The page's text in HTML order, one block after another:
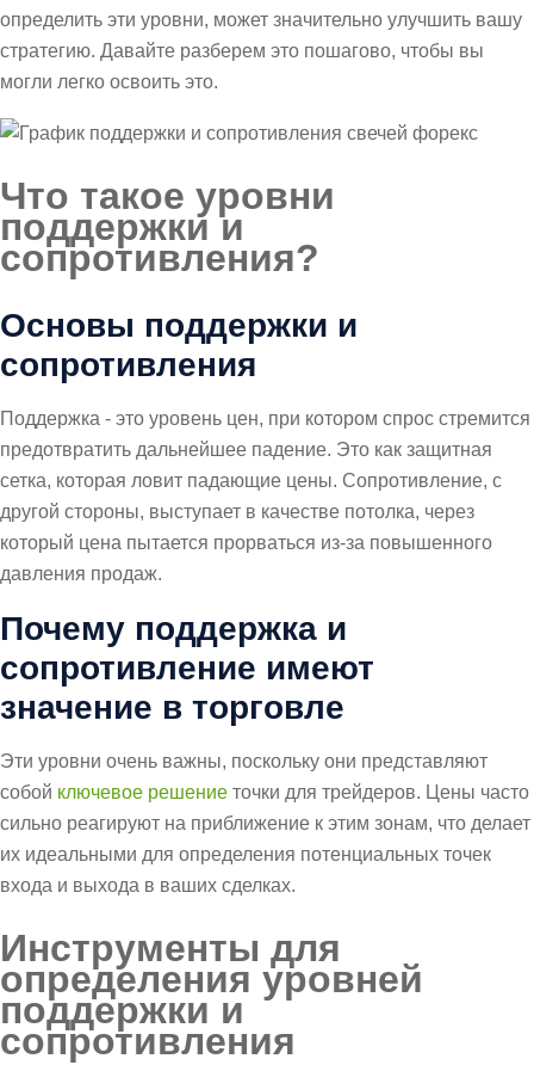
определить эти уровни, может значительно улучшить вашу
стратегию. Давайте разберем это пошагово, чтобы вы
могли легко освоить это.
Что такое уровни
поддержки и
сопротивления?
Основы поддержки и
сопротивления
Поддержка - это уровень цен, при котором спрос стремится
предотвратить дальнейшее падение. Это как защитная
сетка, которая ловит падающие цены. Сопротивление, с
другой стороны, выступает в качестве потолка, через
который цена пытается прорваться из-за повышенного
давления продаж.
Почему поддержка и
сопротивление имеют
значение в торговле
Эти уровни очень важны, поскольку они представляют
собой ключевое решение точки для трейдеров. Цены часто
сильно реагируют на приближение к этим зонам, что делает
их идеальными для определения потенциальных точек
входа и выхода в ваших сделках.
Инструменты для
определения уровней
поддержки и
сопротивления